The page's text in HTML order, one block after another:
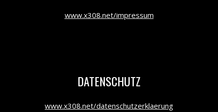
www.x308.net/impressum
DATENSCHUTZ
www.x308.net/datenschutzerklaerung